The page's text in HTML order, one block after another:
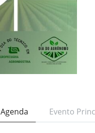
Agenda Evento